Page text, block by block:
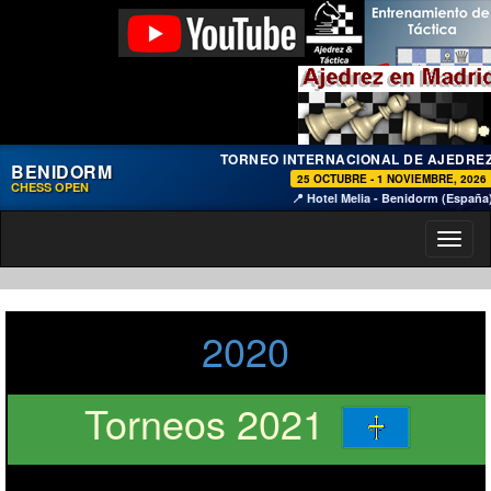
BENIDORM
CHESS OPEN
TORNEO INTERNACIONAL DE
25 OCTUBRE - 1 NOVIEMBRE, 2026
📍 Hotel Melia - Benidorm
2020
Torneos 2021